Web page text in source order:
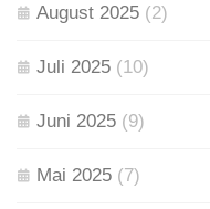
August 2025 (2)
Juli 2025 (10)
Juni 2025 (9)
Mai 2025 (7)